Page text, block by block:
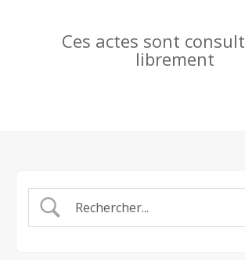
Ces actes sont
librement